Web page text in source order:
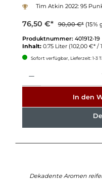
Tim Atkin 2022: 95
76,50 €* 90,00 €* (15%
Produktnummer: 401912-19
Inhalt: 0.75 Liter (102,00 €* /
Sofort verfügbar, Lieferzeit: 1-3
In den
Dekadente Aromen